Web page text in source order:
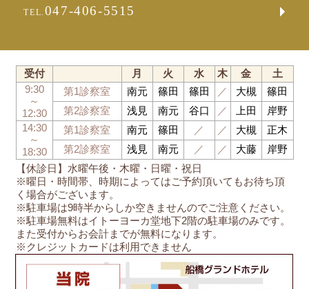
TEL. 047-406-5515
【休診日】水曜午後・木曜・日曜・祝日
※曜日・時間帯、時期によってはご予約頂いてもお待ち頂
く場合がございます。
※駐車場は9時半からしか空きませんのでご注意ください。
※駐車場無料はイトーヨーカ堂地下2階の駐車場のみです。
また受付からお会計までが無料になります。
※クレジットカードは利用できません
受付 月 火 水 木 金
土
9:30
～
12:30
第1診察室 南元 篠田 篠田 ／ 大槻
篠田
第2診察室
浅見 南元 谷口 ／ 上田
岸野
14:30
～
18:30
第1診察室 南元 篠田 ／ ／ 大槻
正木
第2診察室
浅見 南元 ／ ／ 大藤 岸野